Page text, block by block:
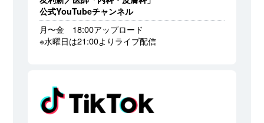
公式YouTubeチャンネル
月〜金 18:00アップロード
※水曜日は21:00よりライブ配信